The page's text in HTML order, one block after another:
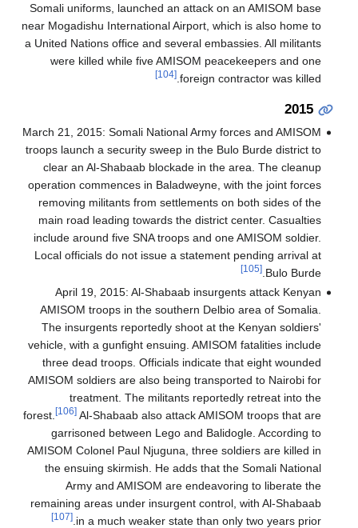
Somali uniforms, launched an attack on an AMISOM base
near Mogadishu International Airport, which is also home to
a United Nations office and several embassies. All militants
were killed while five AMISOM peacekeepers and one
foreign contractor was killed.
[104]
2015
March 21, 2015: Somali National Army forces and AMISOM
troops launch a security sweep in the Bulo Burde district to
clear an Al-Shabaab blockade in the area. The cleanup
operation commences in Baladweyne, with the joint forces
removing militants from settlements on both sides of the
main road leading towards the district center. Casualties
include around five SNA troops and one AMISOM soldier.
Local officials do not issue a statement pending arrival at
Bulo Burde.
[105]
April 19, 2015: Al-Shabaab insurgents attack Kenyan
AMISOM troops in the southern Delbio area of Somalia.
The insurgents reportedly shoot at the Kenyan soldiers'
vehicle, with a gunfight ensuing. AMISOM fatalities include
three dead troops. Officials indicate that eight wounded
AMISOM soldiers are also being transported to Nairobi for
treatment. The militants reportedly retreat into the
forest.
[106]Al-Shabaab also attack AMISOM troops that are
garrisoned between Lego and Balidogle. According to
AMISOM Colonel Paul Njuguna, three soldiers are killed in
the ensuing skirmish. He adds that the Somali National
Army and AMISOM are endeavoring to liberate the
remaining areas under insurgent control, with Al-Shabaab
in a much weaker state than only two years prior.
[107]